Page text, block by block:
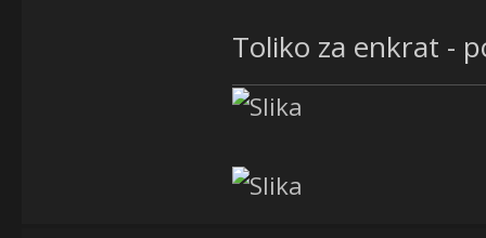
Toliko za enkrat -